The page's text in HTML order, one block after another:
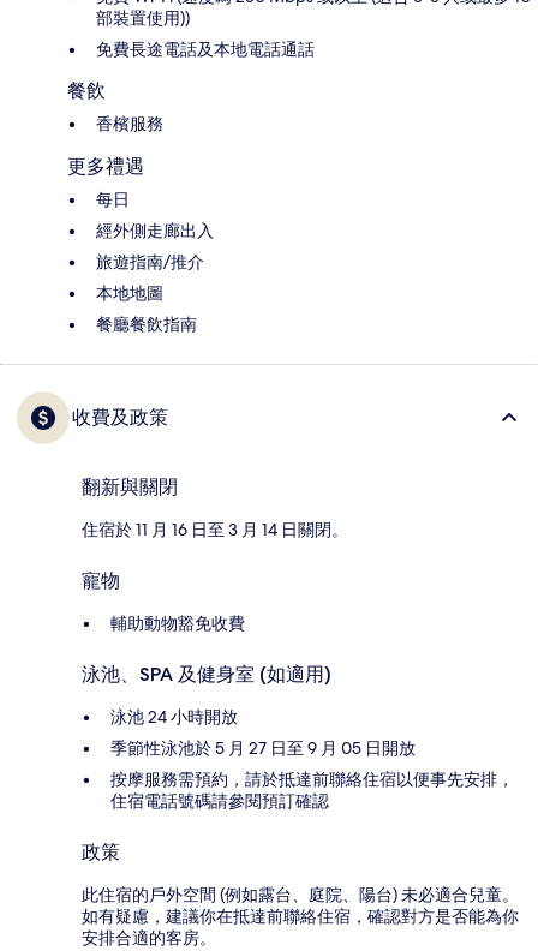
部裝置使用))
免費長途電話及本地電話通話
餐飲
香檳服務
更多禮遇
每日
經外側走廊出入
旅遊指南/推介
本地地圖
餐廳餐飲指南
收費及政策
翻新與關閉
住宿於 11 月 16 日至 3 月 14 日關閉。
寵物
輔助動物豁免收費
泳池、SPA 及健身室 (如適用)
泳池 24 小時開放
季節性泳池於 5 月 27 日至 9 月 05 日開放
按摩服務需預約，請於抵達前聯絡住宿以便事先安排，
住宿電話號碼請參閱預訂確認
政策
此住宿的戶外空間 (例如露台、庭院、陽台) 未必適合兒童。
如有疑慮，建議你在抵達前聯絡住宿，確認對方是否能為你
安排合適的客房。